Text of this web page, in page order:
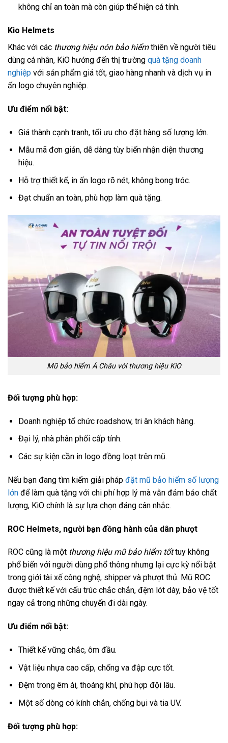
không chỉ an toàn mà còn giúp thể hiện cá tính.
Kio Helmets
Khác với các thương hiệu nón bảo hiểmthiên về người tiêu
dùng cá nhân, KiO hướng đến thị trường quà tặng doanh
nghiệp với sản phẩm giá tốt, giao hàng nhanh và dịch vụ in
ấn logo chuyên nghiệp.
Ưu điểm nổi bật:
Giá thành cạnh tranh, tối ưu cho đặt hàng số lượng lớn.
Mẫu mã đơn giản, dễ dàng tùy biến nhận diện thương
hiệu.
Hỗ trợ thiết kế, in ấn logo rõ nét, không bong tróc.
Đạt chuẩn an toàn, phù hợp làm quà tặng.
Mũ bảo hiểm Á Châu với thương hiệu KiO
Đối tượng phù hợp:
Doanh nghiệp tổ chức roadshow, tri ân khách hàng.
Đại lý, nhà phân phối cấp tỉnh.
Các sự kiện cần in logo đồng loạt trên mũ.
Nếu bạn đang tìm kiếm giải pháp đặt mũ bảo hiểm số lượng
lớn để làm quà tặng với chi phí hợp lý mà vẫn đảm bảo chất
lượng, KiO chính là sự lựa chọn đáng cân nhắc.
ROC Helmets, người bạn đồng hành của dân phượt
ROC cũng là một thương hiệu mũ bảo hiểm tốttuy không
phổ biến với người dùng phổ thông nhưng lại cực kỳ nổi bật
trong giới tài xế công nghệ, shipper và phượt thủ. Mũ ROC
được thiết kế với cấu trúc chắc chắn, đệm lót dày, bảo vệ tốt
ngay cả trong những chuyến đi dài ngày.
Ưu điểm nổi bật:
Thiết kế vững chắc, ôm đầu.
Vật liệu nhựa cao cấp, chống va đập cực tốt.
Đệm trong êm ái, thoáng khí, phù hợp đội lâu.
Một số dòng có kính chắn, chống bụi và tia UV.
Đối tượng phù hợp: